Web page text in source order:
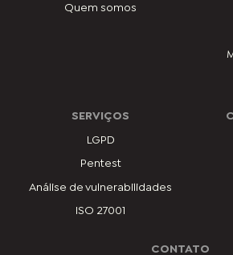
Quem somos
SERVIÇOS
LGPD
Pentest
Análise de vulnerabilidades
ISO 27001
CONTATO